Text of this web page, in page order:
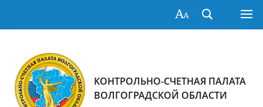
КОНТРОЛЬНО-СЧЕТНАЯ ПАЛАТА
ВОЛГОГРАДСКОЙ ОБЛАСТИ